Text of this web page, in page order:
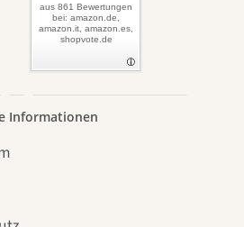
aus 861 Bewertungen
bei: amazon.de,
amazon.it, amazon.es,
shopvote.de
Informationen